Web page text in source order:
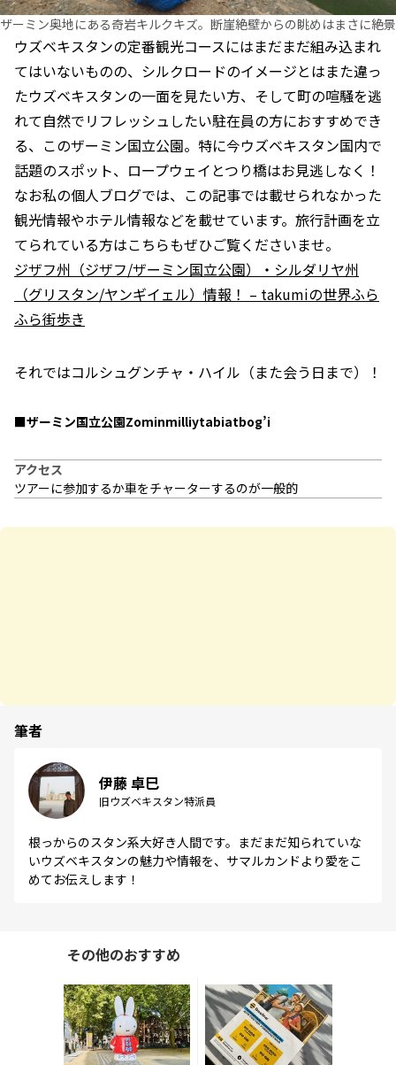
ザーミン奥地にある奇岩キルクキズ。断崖絶壁からの眺めはまさに絶景
ウズベキスタンの定番観光コースにはまだまだ組み込まれ
てはいないものの、シルクロードのイメージとはまた違っ
たウズベキスタンの一面を見たい方、そして町の喧騒を逃
れて自然でリフレッシュしたい駐在員の方におすすめでき
る、このザーミン国立公園。特に今ウズベキスタン国内で
話題のスポット、ロープウェイとつり橋はお見逃しなく！
なお私の個人ブログでは、この記事では載せられなかった
観光情報やホテル情報などを載せています。旅行計画を立
てられている方はこちらもぜひご覧くださいませ。
ジザフ州（ジザフ/ザーミン国立公園）・シルダリヤ州
（グリスタン/ヤンギイェル）情報！ – takumiの世界ふら
ふら街歩き
それではコルシュグンチャ・ハイル（また会う日まで）！
■ザーミン国立公園Zominmilliytabiatbog’i
アクセス
ツアーに参加するか車をチャーターするのが一般的
筆者
伊藤 卓巳
旧ウズベキスタン特派員
根っからのスタン系大好き人間です。まだまだ知られていな
いウズベキスタンの魅力や情報を、サマルカンドより愛をこ
めてお伝えします！
その他のおすすめ